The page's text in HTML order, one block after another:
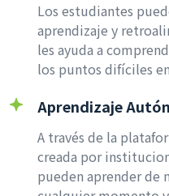
Los estudiantes
aprendizaje y
les ayuda a
los puntos difíciles
Aprendizaje
A través de la
creada por
pueden aprender de